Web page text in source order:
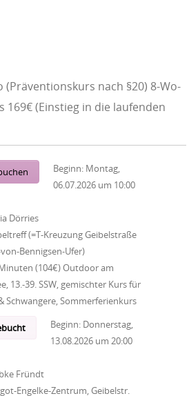
(Präventionskurs nach §20) 8-Wo-
169€ (Einstieg in die laufenden
Beginn: Montag,
06.07.2026 um 10:00
Dörries
(=T-Kreuzung Geibelstraße
Bennigsen-Ufer)
(104€) Outdoor am
13.-39. SSW, gemischter Kurs für
Schwangere, Sommerferienkurs
Beginn: Donnerstag,
13.08.2026 um 20:00
Fründt
Engelke-Zentrum, Geibelstr.